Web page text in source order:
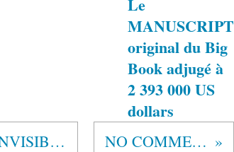
MANUSCRIPT
original du Big
Book adjugé à
2 393 000 US
dollars
ANONYMES, MAIS PAS INVISIBLES NO COMMENT